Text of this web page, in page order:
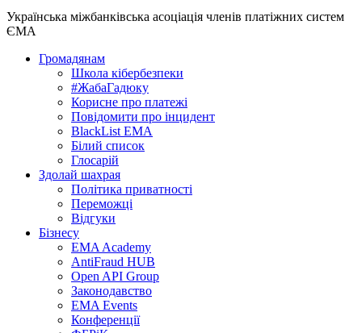
Українська міжбанківська асоціація членів платіжних систем
ЄМА
Громадянам
Школа кібербезпеки
#ЖабаГадюку
Корисне про платежі
Повідомити про інцидент
BlackList EMA
Білий список
Глосарій
Здолай шахрая
Політика приватності
Переможцi
Відгуки
Бізнесу
EMA Academy
AntiFraud HUB
Open API Group
Законодавство
EMA Events
Конференції